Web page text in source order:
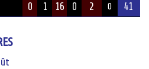
0 1 16 0 2 0 41